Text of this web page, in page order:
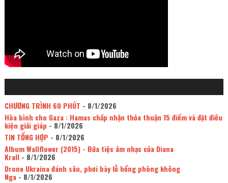
CHƯƠNG TRÌNH 60 PHÚT - 8/1/2026
Hòa bình cho Gaza : Hamas chấp nhận thỏa thuận 15 điểm và đặt điều
kiện giải giáp - 8/1/2026
TIN TỔNG HỢP - 8/1/2026
Album Wallflower (2015) - Bữa tiệc âm nhạc của Diana
Krall- 8/1/2026
Drone Ukraina đánh sâu, phơi bày lỗ hổng phòng không
Nga- 8/1/2026